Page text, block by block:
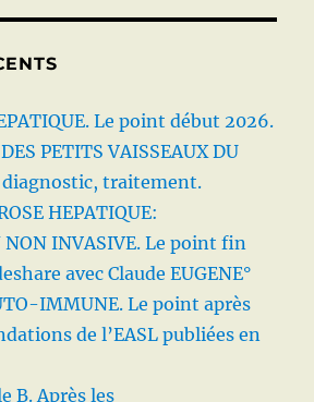
Le point début 2026.
PETITS VAISSEAUX DU
diagnostic, traitement.
HEPATIQUE:
NON INVASIVE. Le point fin
avec Claude EUGENE°
IMMUNE. Le point après
de l’EASL publiées en
B. Après les